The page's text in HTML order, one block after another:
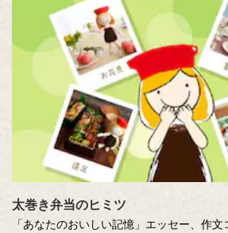
太巻き弁当のヒミツ
「あなたのおいしい記憶」エッセー、作